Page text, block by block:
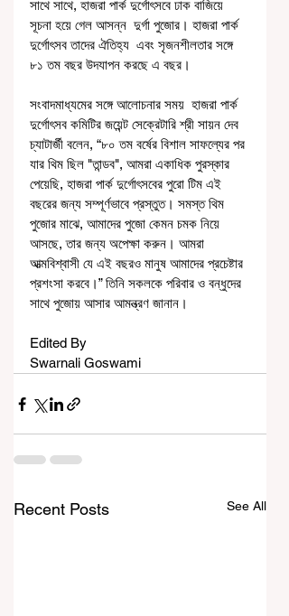
সাথে সাথে, হাজরা পার্ক দুর্গোৎসবে ঢাক বাজিয়ে
সূচনা হয়ে গেল আসন্ন  দুর্গা পুজোর। হাজরা পার্ক
দুর্গোৎসব তাদের ঐতিহ্য  এবং সৃজনশীলতার সঙ্গে
৮১ তম বছর উদযাপন করছে এ বছর।
সংবাদমাধ্যমের সঙ্গে আলোচনার সময়  হাজরা পার্ক
দুর্গোৎসব কমিটির জয়েন্ট সেক্রেটারি শ্রী সায়ন দেব
চ্যাটার্জী বলেন, “৮০ তম বর্ষের বিশাল সাফল্যের পর
যার থিম ছিল "তান্ডব", আমরা একাধিক পুরস্কার
পেয়েছি, হাজরা পার্ক দুর্গোৎসবের পুরো টিম এই
বছরের জন্য সম্পূর্ণভাবে প্রস্তুত। সমস্ত থিম
পুজোর মাঝে, আমাদের পুজো কেমন চমক নিয়ে
আসছে, তার জন্য অপেক্ষা করুন। আমরা
আত্মবিশ্বাসী যে এই বছরও মানুষ আমাদের প্রচেষ্টার
প্রশংসা করবে।” তিনি সকলকে পরিবার ও বন্ধুদের
সাথে পুজোয় আসার আমন্ত্রণ জানান।
Edited By
Swarnali Goswami
Recent Posts See All